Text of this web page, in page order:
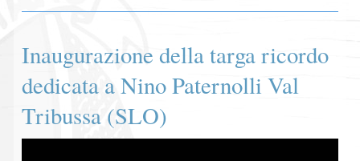
Inaugurazione della targa ricordo
dedicata a Nino Paternolli Val
Tribussa (SLO)